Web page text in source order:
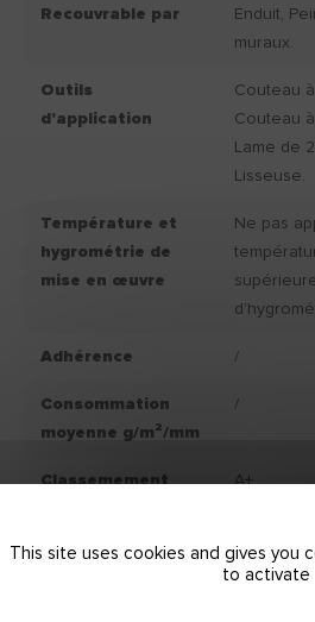
Recouvrable par
Enduit,
muraux.
Outils
d'application
Couteau
Couteau
Lame de
Lisseuse.
Température et
hygrométrie de
mise en œuvre
Ne pas
Adhérence /
Consommation
moyenne g/m²/mm
/
Classemement
A+
Couleur produit
Blanc.
This site uses cookies and gives you
to activate